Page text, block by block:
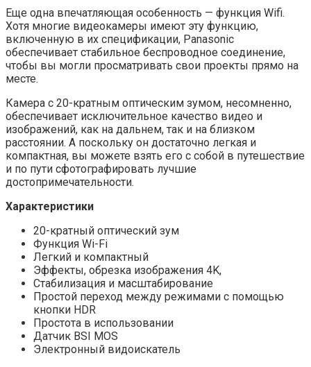
Еще одна впечатляющая особенность — функция Wifi.
Хотя многие видеокамеры имеют эту функцию,
включенную в их спецификации, Panasonic
обеспечивает стабильное беспроводное соединение,
чтобы вы могли просматривать свои проекты прямо на
месте.
Камера с 20-кратным оптическим зумом, несомненно,
обеспечивает исключительное качество видео и
изображений, как на дальнем, так и на близком
расстоянии. А поскольку он достаточно легкая и
компактная, вы можете взять его с собой в путешествие
и по пути сфотографировать лучшие
достопримечательности.
Характеристики
20-кратный оптический зум
Функция Wi-Fi
Легкий и компактный
Эффекты, обрезка изображения 4K,
Стабилизация и масштабирование
Простой переход между режимами с помощью
кнопки HDR
Простота в использовании
Датчик BSI MOS
Электронный видоискатель